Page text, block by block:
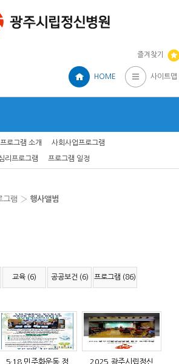
즐겨찾기
HOME 사이트맵
로그램 소개 사회사업프로그램
리프로그램 프로그램 일정
그램 › 행사앨범
교육 (6) 공공보건 (6) 프로그램 (86)
5·18 민주화운동 정
2025 광주시립정신